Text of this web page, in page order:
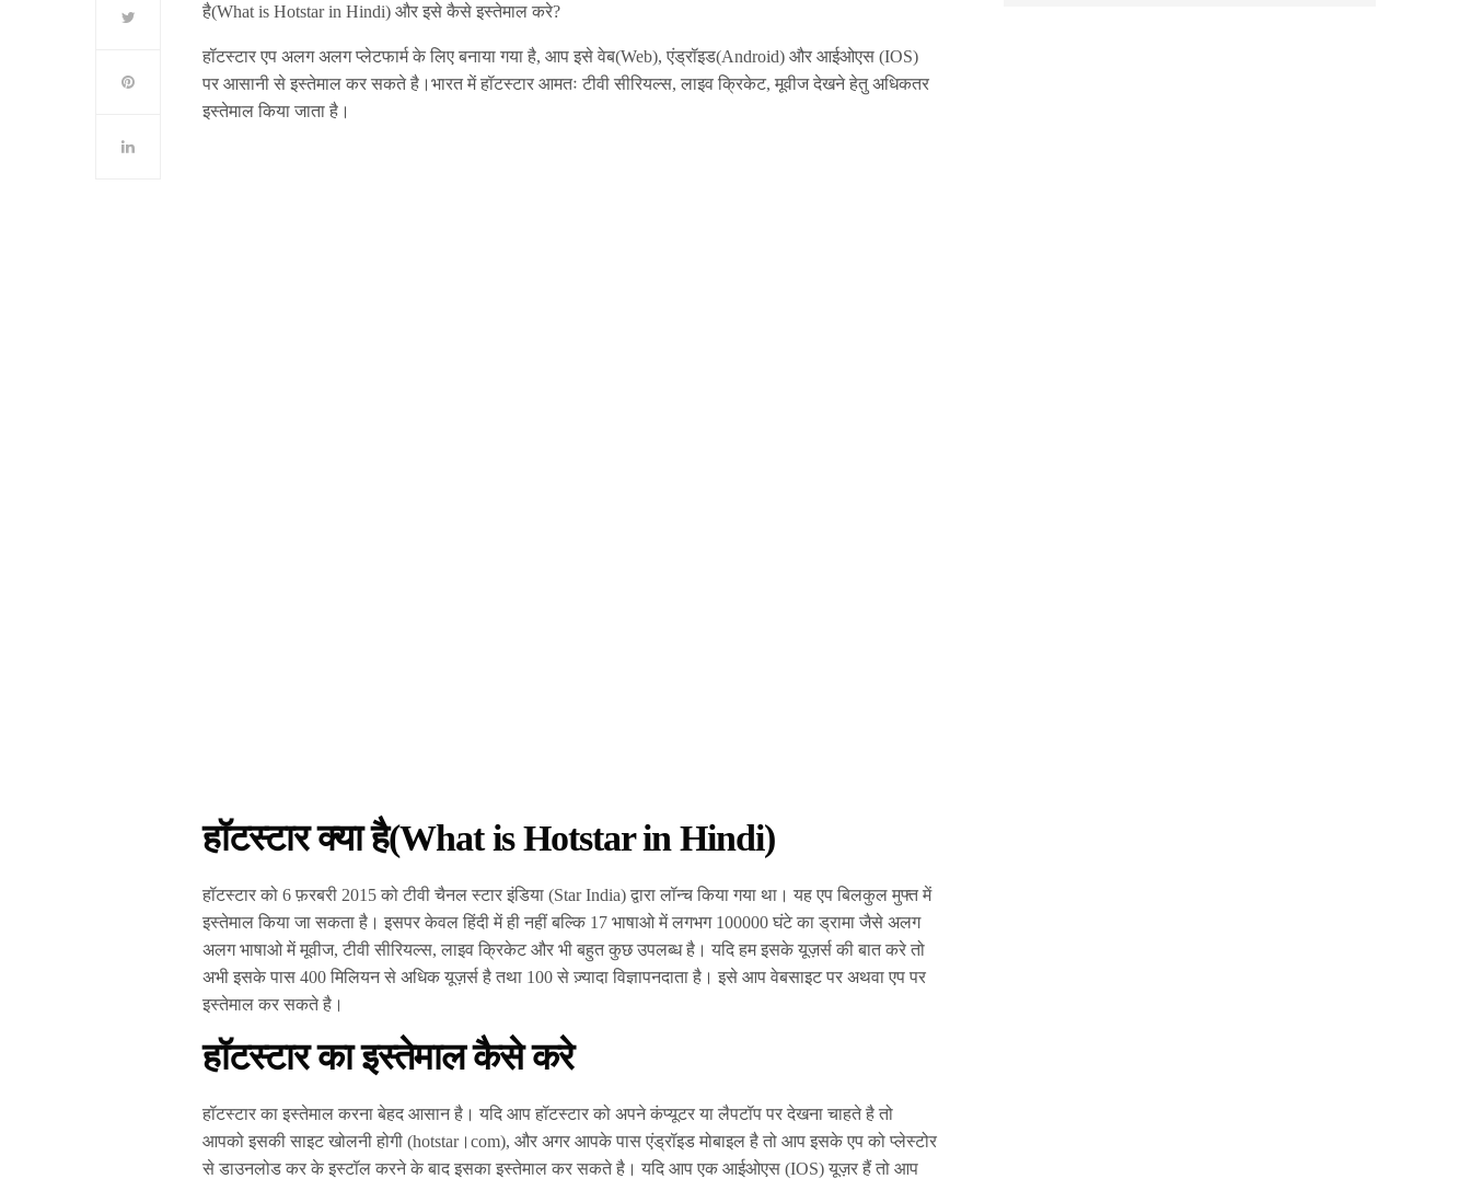
है(What is Hotstar in Hindi) और इसे कैसे इस्तेमाल करे?
हॉटस्टार एप अलग अलग प्लेटफार्म के लिए बनाया गया है, आप इसे वेब(Web), एंड्रॉइड(Android) और आईओएस (IOS)
पर आसानी से इस्तेमाल कर सकते है।भारत में हॉटस्टार आमतः टीवी सीरियल्स, लाइव क्रिकेट, मूवीज देखने हेतु अधिकतर
इस्तेमाल किया जाता है।
हॉटस्टार क्या है(What is Hotstar in Hindi)
हॉटस्टार को 6 फ़रबरी 2015 को टीवी चैनल स्टार इंडिया (Star India) द्वारा लॉन्च किया गया था। यह एप बिलकुल मुफ्त में
इस्तेमाल किया जा सकता है। इसपर केवल हिंदी में ही नहीं बल्कि 17 भाषाओ में लगभग 100000 घंटे का ड्रामा जैसे अलग
अलग भाषाओ में मूवीज, टीवी सीरियल्स, लाइव क्रिकेट और भी बहुत कुछ उपलब्ध है। यदि हम इसके यूज़र्स की बात करे तो
अभी इसके पास 400 मिलियन से अधिक यूज़र्स है तथा 100 से ज़्यादा विज्ञापनदाता है। इसे आप वेबसाइट पर अथवा एप पर
इस्तेमाल कर सकते है।
हॉटस्टार का इस्तेमाल कैसे करे
हॉटस्टार का इस्तेमाल करना बेहद आसान है। यदि आप हॉटस्टार को अपने कंप्यूटर या लैपटॉप पर देखना चाहते है तो
आपको इसकी साइट खोलनी होगी (hotstar।com), और अगर आपके पास एंड्रॉइड मोबाइल है तो आप इसके एप को प्लेस्टोर
से डाउनलोड कर के इस्टॉल करने के बाद इसका इस्तेमाल कर सकते है। यदि आप एक आईओएस (IOS) यूज़र हैं तो आप